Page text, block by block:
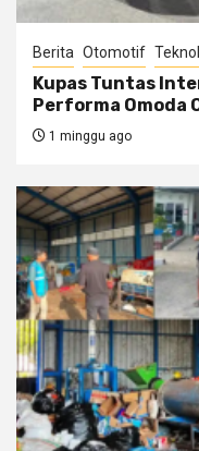
Berita Otomotif
Kupas Tuntas
Performa Omoda
1 minggu ago